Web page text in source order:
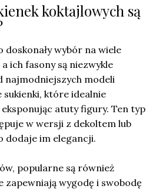
koktajlowych są
doskonały wybór na wiele
ich fasony są niezwykle
najmodniejszych modeli
sukienki, które idealnie
atuty figury. Ten typ
w wersji z dekoltem lub
dodaje im elegancji.
popularne są również
zapewniają wygodę i swobodę